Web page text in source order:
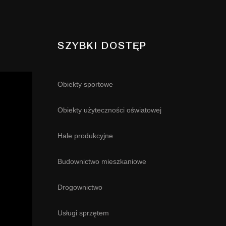
SZYBKI DOSTĘP
Obiekty sportowe
Obiekty użyteczności oświatowej
Hale produkcyjne
Budownictwo mieszkaniowe
Drogownictwo
Usługi sprzętem